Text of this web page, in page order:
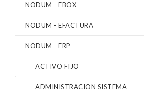
NODUM - EBOX
NODUM - EFACTURA
NODUM - ERP
ACTIVO FIJO
ADMINISTRACION SISTEMA